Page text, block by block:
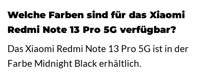
Welche Farben sind für das Xiaomi
Redmi Note 13 Pro 5G verfügbar?
Das Xiaomi Redmi Note 13 Pro 5G ist in der
Farbe Midnight Black erhältlich.